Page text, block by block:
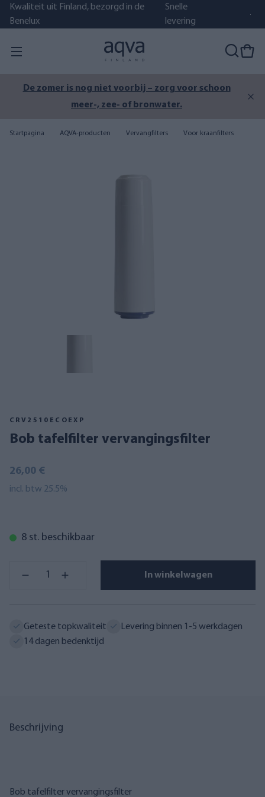
Kwaliteit uit Finland, bezorgd in de
Benelux
Snelle
levering
De zomer is nog niet voorbij – zorg voor schoon
meer-, zee- of bronwater.
Startpagina AQVA-producten Vervangfilters Voor kraanfilters
CRV2510ECOEXP
Bob tafelfilter vervangingsfilter
26,00 €
incl. btw 25.5%
8 st. beschikbaar
In winkelwagen
Geteste topkwaliteit
Levering binnen 1-5 werkdagen
14 dagen bedenktijd
Beschrijving
Bob tafelfilter vervangingsfilter